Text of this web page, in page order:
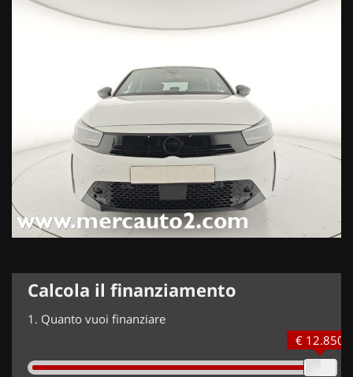
Calcola il finanziamento
1. Quanto vuoi finanziare
€ 12.850